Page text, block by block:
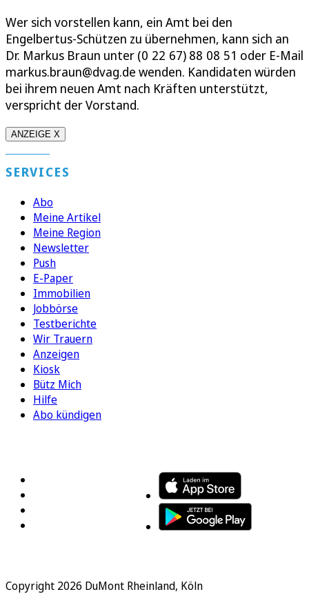
Wer sich vorstellen kann, ein Amt bei den
Engelbertus-Schützen zu übernehmen, kann sich an
Dr. Markus Braun unter (0 22 67) 88 08 51 oder E-Mail
markus.braun@dvag.de wenden. Kandidaten würden
bei ihrem neuen Amt nach Kräften unterstützt,
verspricht der Vorstand.
ANZEIGE X
SERVICES
Abo
Meine Artikel
Meine Region
Newsletter
Push
E-Paper
Immobilien
Jobbörse
Testberichte
Wir Trauern
Anzeigen
Kiosk
Bütz Mich
Hilfe
Abo kündigen
Copyright 2026 DuMont Rheinland, Köln